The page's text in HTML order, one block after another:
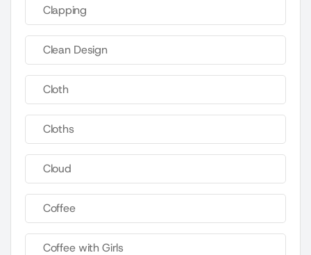
Clapping
Clean Design
Cloth
Cloths
Cloud
Coffee
Coffee with Girls